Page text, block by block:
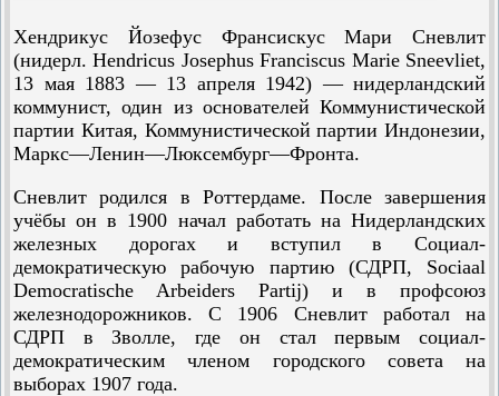
Хендрикус Йозефус Франсискус Мари Сневлит
(нидерл. Hendricus Josephus Franciscus Marie Sneevliet,
13 мая 1883 — 13 апреля 1942) — нидерландский
коммунист, один из основателей Коммунистической
партии Китая, Коммунистической партии Индонезии,
Маркс—Ленин—Люксембург—Фронта.
Сневлит родился в Роттердаме. После завершения
учёбы он в 1900 начал работать на Нидерландских
железных дорогах и вступил в Социал-
демократическую рабочую партию (СДРП, Sociaal
Democratische Arbeiders Partij) и в профсоюз
железнодорожников. С 1906 Сневлит работал на
СДРП в Зволле, где он стал первым социал-
демократическим членом городского совета на
выборах 1907 года.